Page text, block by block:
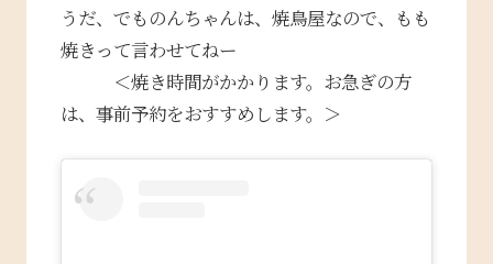
うだ、でものんちゃんは、焼鳥屋なので、もも
焼きって言わせてねー
＜焼き時間がかかります。お急ぎの方
は、事前予約をおすすめします。＞